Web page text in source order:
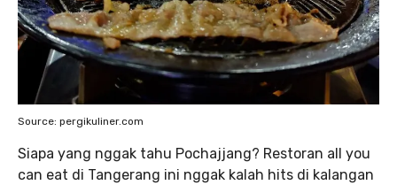
Source: pergikuliner.com
Siapa yang nggak tahu Pochajjang? Restoran all you
can eat di Tangerang ini nggak kalah hits di kalangan